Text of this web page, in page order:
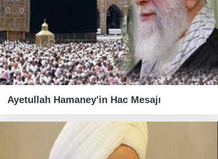
Ayetullah Hamaney'in Hac Mesajı